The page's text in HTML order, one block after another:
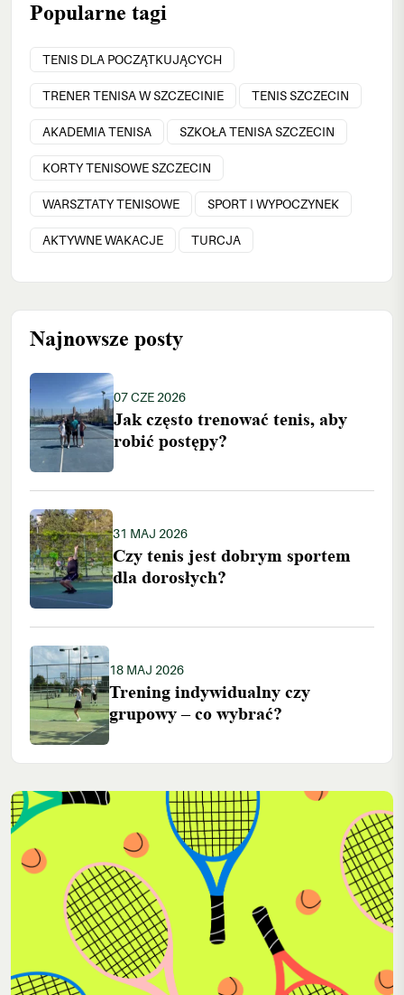
Popularne tagi
TENIS DLA POCZĄTKUJĄCYCH
TRENER TENISA W SZCZECINIE TENIS SZCZECIN
AKADEMIA TENISA SZKOŁA TENISA SZCZECIN
KORTY TENISOWE SZCZECIN
WARSZTATY TENISOWE SPORT I WYPOCZYNEK
AKTYWNE WAKACJE TURCJA
Najnowsze posty
07 CZE 2026
Jak często trenować tenis, aby
robić postępy?
31 MAJ 2026
Czy tenis jest dobrym sportem
dla dorosłych?
18 MAJ 2026
Trening indywidualny czy
grupowy – co wybrać?